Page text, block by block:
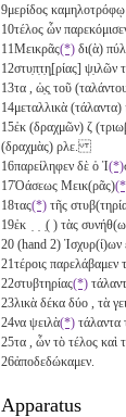
9μερίδος
10τέλος ὧν
11Μεικρᾶς(*) δι(ὰ)
12στυ̣π̣τ̣η̣[ρίας] ψ̣ιλῶν
13τα , ὡ̣ς̣ τοῦ
14μεταλλικὰ (τάλαντα)
15ἐκ (δραχμῶν) ζ
(δραχμὰς) ρλε .
16παρείληφεν δὲ ὁ Ἰ(*)
17Ὀάσεως Μεικ(ρᾶς)
18τας(*) τῆς
19ἐκ ̣ ̣ ̣( ) τὰς
20 (hand 2) Ἰσχυρ(ί)ων
21τέροις παρελάβαμεν
22στυβτηρίας(*)
23λικὰ δέκα δύο
, τὰ
24να ψειλὰ(*) τάλαντα
25τα , ὧν τὸ τέλος καὶ
26ἀποδεδώκαμεν.
Apparatus